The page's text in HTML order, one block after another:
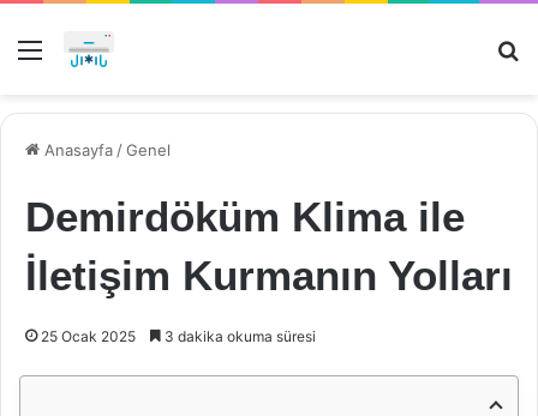
Menü
Anasayfa /Genel
Demirdöküm Klima ile
İletişim Kurmanın Yolları
25 Ocak 2025 3 dakika okuma süresi